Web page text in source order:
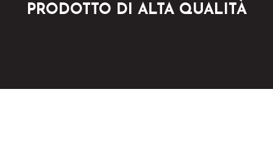
PRODOTTO DI ALTA QUALITÀ